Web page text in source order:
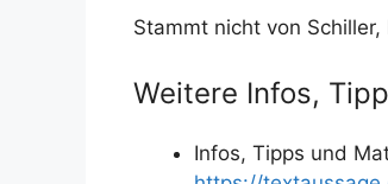
Stammt nicht von
Weitere Infos,
Infos, Tipps und